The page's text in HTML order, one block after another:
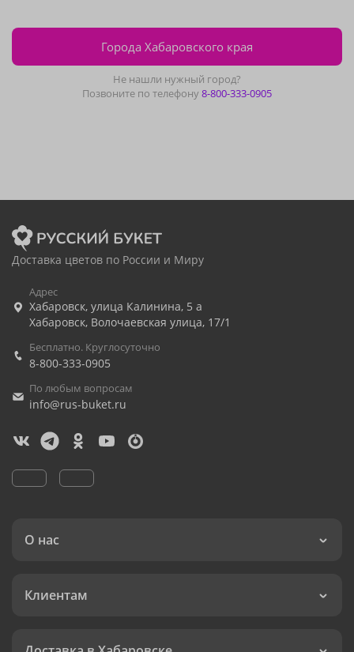
Города Хабаровского края
Не нашли нужный город?
Позвоните по телефону8-800-333-0905
Доставка цветов по России и Миру
Адрес
Хабаровск, улица Калинина, 5 а
Хабаровск, Волочаевская улица, 17/1
Бесплатно. Круглосуточно
8-800-333-0905
По любым вопросам
info@rus-buket.ru
О нас
Клиентам